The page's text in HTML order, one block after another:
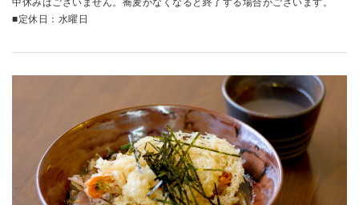
中休みはございません。蕎麦がなくなると終了する場合がございます。
■定休日：水曜日